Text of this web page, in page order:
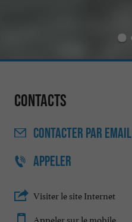
Contacts
CONTACTER PAR EMAIL
APPELER
Visiter le site Internet
Appeler sur le mobile